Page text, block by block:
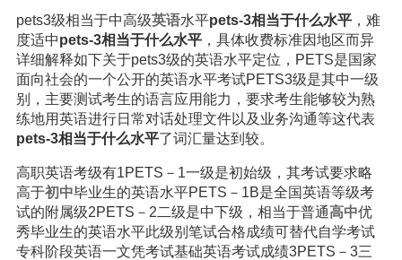
pets3级相当于中高级英语水平pets-3相当于什么水平，难
度适中pets-3相当于什么水平，具体收费标准因地区而异
详细解释如下关于pets3级的英语水平定位，PETS是国家
面向社会的一个公开的英语水平考试PETS3级是其中一级
别，主要测试考生的语言应用能力，要求考生能够较为熟
练地用英语进行日常对话处理文件以及业务沟通等这代表
pets-3相当于什么水平了词汇量达到较。
高职英语考级有1PETS－1一级是初始级，其考试要求略
高于初中毕业生的英语水平PETS－1B是全国英语等级考
试的附属级2PETS－2二级是中下级，相当于普通高中优
秀毕业生的英语水平此级别笔试合格成绩可替代自学考试
专科阶段英语一文凭考试基础英语考试成绩3PETS－3三